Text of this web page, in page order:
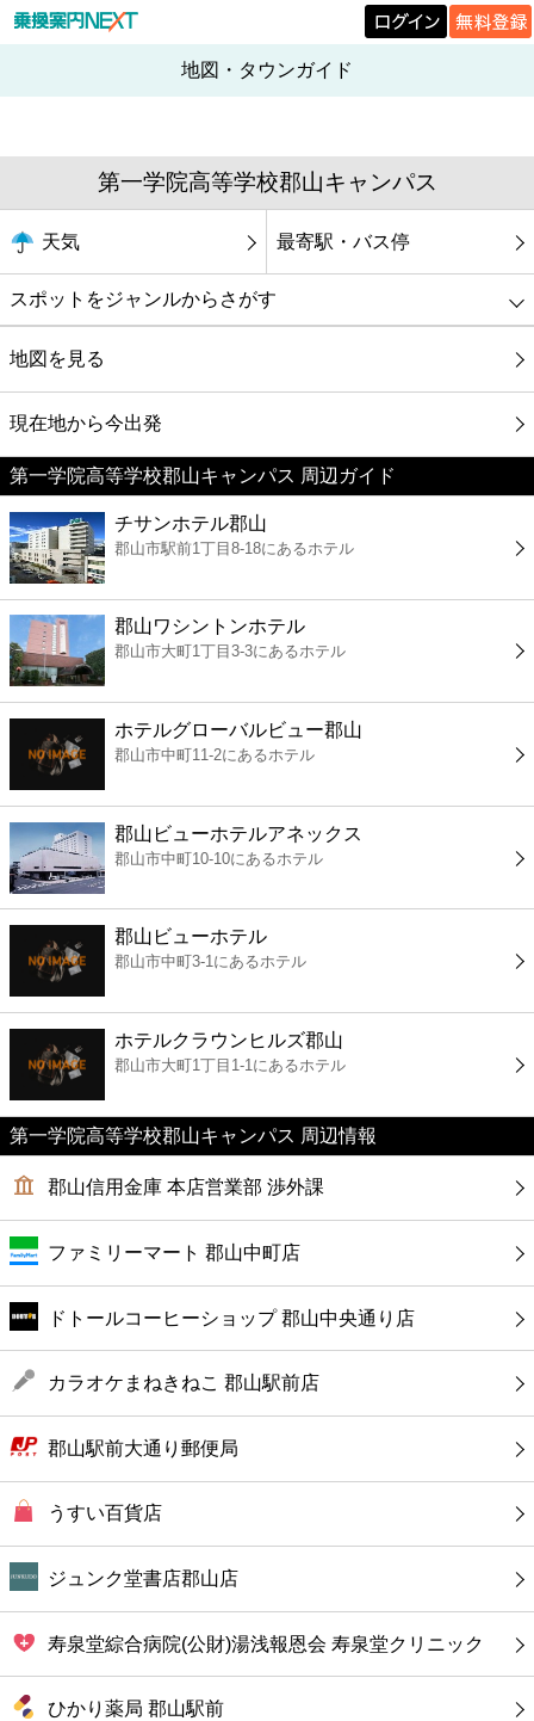
地図・タウンガイド
第一学院高等学校郡山キャンパス
天気 最寄駅・バス停
スポットをジャンルからさがす
グルメ
映画
美容
コンビニ
薬局
スーパー
エンタメ
レジャー
書店
ファミレス
ファーストフード
カフェ
ショッピング
銀行
公共
病院
地図を見る
現在地から今出発
第一学院高等学校郡山キャンパス 周辺ガイド
チサンホテル郡山
郡山市駅前1丁目8-18にあるホテル
郡山ワシントンホテル
郡山市大町1丁目3-3にあるホテル
ホテルグローバルビュー郡山
郡山市中町11-2にあるホテル
郡山ビューホテルアネックス
郡山市中町10-10にあるホテル
郡山ビューホテル
郡山市中町3-1にあるホテル
ホテルクラウンヒルズ郡山
郡山市大町1丁目1-1にあるホテル
第一学院高等学校郡山キャンパス 周辺情報
郡山信用金庫 本店営業部 渉外課
ファミリーマート 郡山中町店
ドトールコーヒーショップ 郡山中央通り店
カラオケまねきねこ 郡山駅前店
郡山駅前大通り郵便局
うすい百貨店
ジュンク堂書店郡山店
寿泉堂綜合病院(公財)湯浅報恩会 寿泉堂クリニック
ひかり薬局 郡山駅前